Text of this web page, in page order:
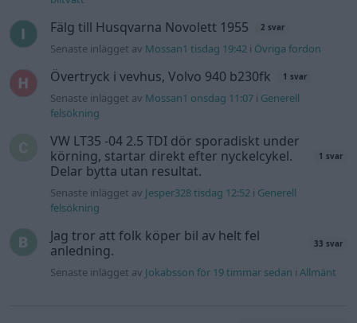
Fälg till Husqvarna Novolett 1955 2 svar
Senaste inlägget av Mossan1 tisdag 19:42 i Övriga fordon
Övertryck i vevhus, Volvo 940 b230fk 1 svar
Senaste inlägget av Mossan1 onsdag 11:07 i Generell
felsökning
VW LT35 -04 2.5 TDI dör sporadiskt under
körning, startar direkt efter nyckelcykel.
Delar bytta utan resultat.
1 svar
Senaste inlägget av Jesper328 tisdag 12:52 i Generell
felsökning
Jag tror att folk köper bil av helt fel
anledning.
33 svar
Senaste inlägget av Jokabsson för 19 timmar sedan iAllmänt